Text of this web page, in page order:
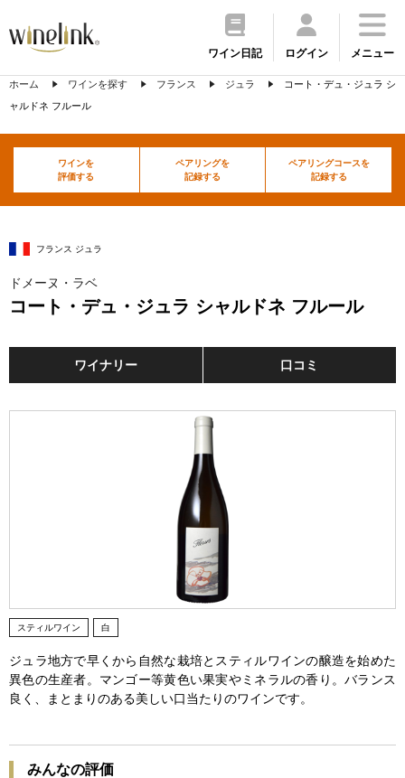
ワイン日記 ログイン メニュー
ホーム ワインを探す フランス ジュラ
コート・デュ・ジュラ シ
ャルドネ フルール
ワインを
評価する
ペアリングを
記録する
ペアリングコースを
記録する
フランス ジュラ
ドメーヌ・ラベ
コート・デュ・ジュラ シャルドネ フルール
ワイナリー 口コミ
スティルワイン 白
ジュラ地方で早くから自然な栽培とスティルワインの醸造を始めた
異色の生産者。マンゴー等黄色い果実やミネラルの香り。バランス
良く、まとまりのある美しい口当たりのワインです。
みんなの評価